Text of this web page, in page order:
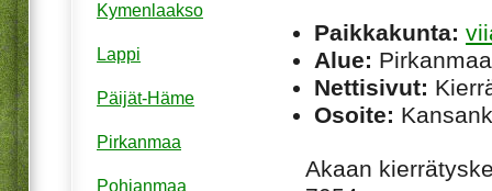
Paikkakunta:
Alue: Pirkanmaa
Nettisivut:
Osoite:
Akaan
Kymenlaakso
Lappi
Päijät-Häme
Pirkanmaa
Pohjanmaa